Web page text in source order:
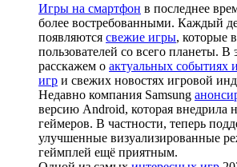
Игры на смартфон в последнее
более востребованными. Каждый
появляются свежие игры, которые
пользователей со всего планеты. В
расскажем о актуальных событиях
игр и свежих новостях игровой
Недавно компания Samsung
версию Android, которая внедрила
геймеров. В частности, теперь
улучшенные визуализированные
геймплей ещё приятным.